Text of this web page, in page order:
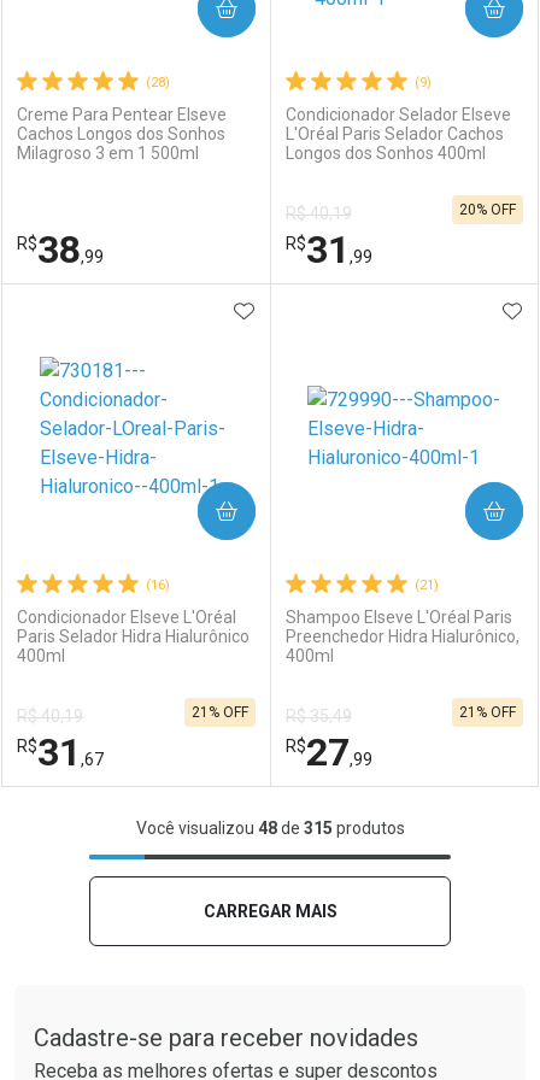
Ativar Desconto
Comprar sem Desconto
Por R$ 18,68/cada
Por R$ 18,68/cada
Ativar Desconto
Comprar sem Desconto
Por R$ 19,59/cada
Comprar sem Desconto
Por R$ 19,59/cada
(28)
Creme Para Pentear Elseve
Cachos Longos dos Sonhos
Milagroso 3 em 1 500ml
R$38,99
COMPRAR
Laboratório
Comprar sem Desconto
Por R$ 38,99/cada
Por Menos
Comprar sem Desconto
Por R$ 38,99/cada
(9)
Condicionador Selador Elseve
L'Oréal Paris Selador Cachos
Longos dos Sonhos 400ml
R$ 40,19
R$31 ,99
20% OFF
COMPRAR
Laboratório
Comprar sem Desconto
Por R$ 31,99/cada
Por Menos
Comprar sem Desconto
Por R$ 31,99/cada
(16)
Condicionador Elseve L'Oréal
Paris Selador Hidra Hialurônico
400ml
R$ 40,19
R$31 ,67
21% OFF
ADICIONAR AOS FAVORITOS
COMPRAR
FECHAR
Laboratório
FECHAR
Por Menos
(21)
Shampoo Elseve L'Oréal Paris
Preenchedor Hidra Hialurônico,
400ml
R$ 35,49
R$27,99
21% OFF
COMPRAR
Laboratório
Por Menos
Você visualizou 48de 315 produtos
CARREGAR MAIS
Cadastre-se para receber novidades
Receba as melhores ofertas e super descontos